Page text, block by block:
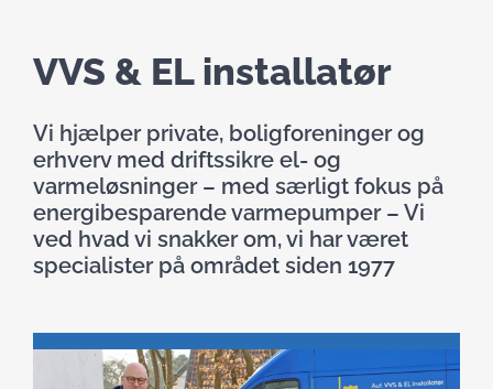
VVS & EL installatør
Vi hjælper private, boligforeninger og
erhverv med driftssikre el- og
varmeløsninger – med særligt fokus på
energibesparende varmepumper – Vi
ved hvad vi snakker om, vi har været
specialister på området siden 1977